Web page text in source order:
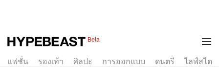
Beta
แฟชั่น รองเท้า ศิลปะ การออกแบบ ดนตรี ไลฟ์สไตล์